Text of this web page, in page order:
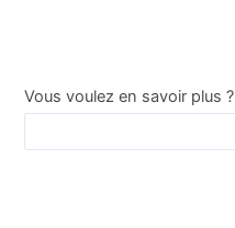
Vous voulez en savoir plus ?